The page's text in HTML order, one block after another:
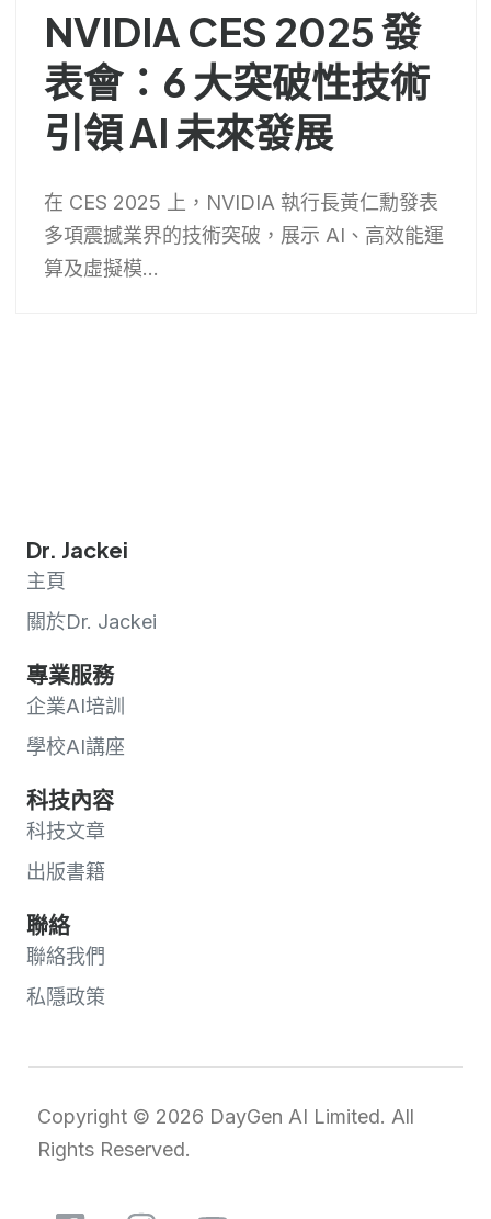
NVIDIA CES 2025 發
表會：6 大突破性技術
引領 AI 未來發展
在 CES 2025 上，NVIDIA 執行長黃仁勳發表
多項震撼業界的技術突破，展示 AI、高效能運
算及虛擬模...
Dr. Jackei
主頁
關於Dr. Jackei
專業服務
企業AI培訓
學校AI講座
科技內容
科技文章
出版書籍
聯絡
聯絡我們
私隱政策
Copyright © 2026 DayGen AI Limited. All
Rights Reserved.